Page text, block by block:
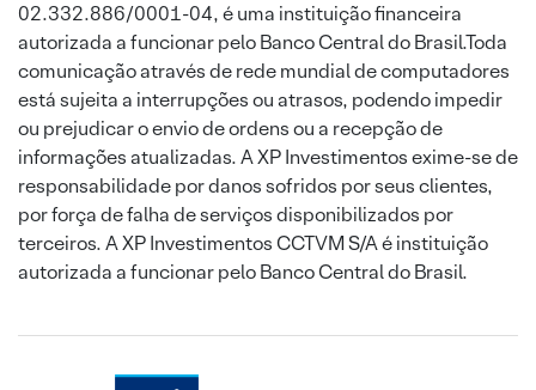
02.332.886/0001-04, é uma instituição financeira
autorizada a funcionar pelo Banco Central do Brasil.Toda
comunicação através de rede mundial de computadores
está sujeita a interrupções ou atrasos, podendo impedir
ou prejudicar o envio de ordens ou a recepção de
informações atualizadas. A XP Investimentos exime-se de
responsabilidade por danos sofridos por seus clientes,
por força de falha de serviços disponibilizados por
terceiros. A XP Investimentos CCTVM S/A é instituição
autorizada a funcionar pelo Banco Central do Brasil.